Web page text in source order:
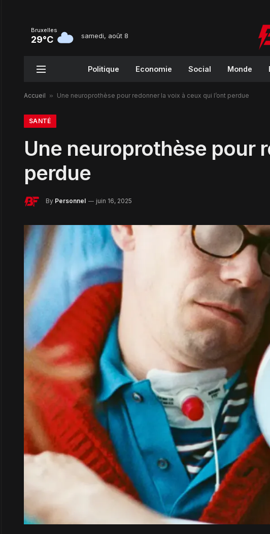
Bruxelles
29°C samedi, août 8
Politique Economie Social Monde
Accueil » Une neuroprothèse pour redonner la voix à ceux qui l’ont perdue
SANTÉ
Une neuroprothèse pour
perdue
By Personnel juin 16, 2025